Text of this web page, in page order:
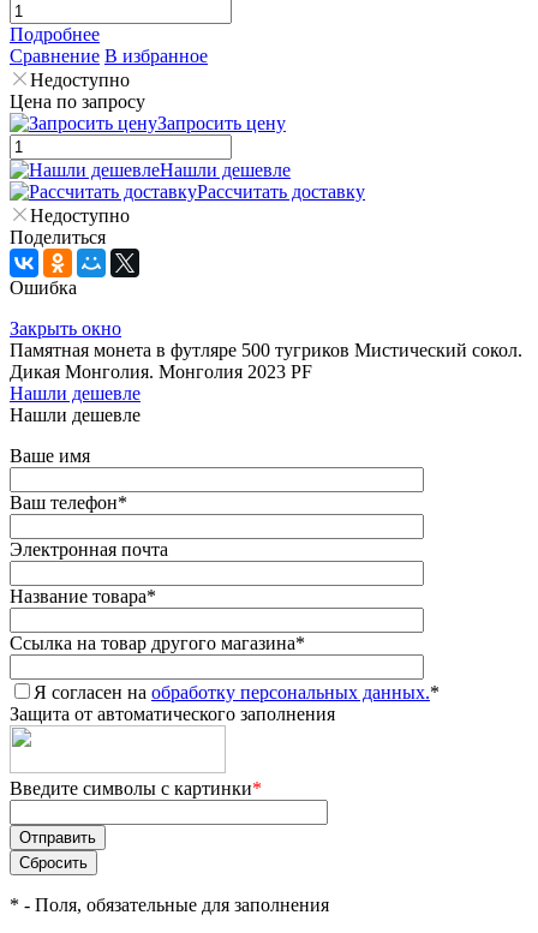
Подробнее
Сравнение В избранное
Недоступно
Цена по запросу
Запросить цену
Нашли дешевле
Рассчитать доставку
Недоступно
Поделиться
Ошибка
Закрыть окно
Памятная монета в футляре 500 тугриков Мистический сокол.
Дикая Монголия. Монголия 2023 PF
Нашли дешевле
Нашли дешевле
Ваше имя
Ваш телефон*
Электронная почта
Название товара*
Ссылка на товар другого магазина*
Я согласен на обработку персональных данных.*
Защита от автоматического заполнения
Введите символы с картинки*
* - Поля, обязательные для заполнения